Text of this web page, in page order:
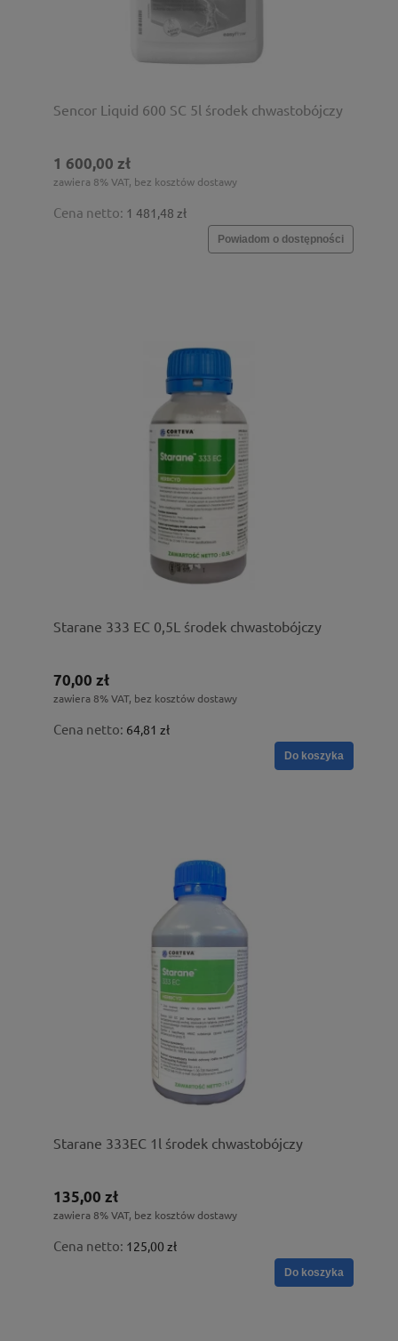
Sencor Liquid 600 SC 5l środek chwastobójczy
1 600,00 zł
zawiera 8% VAT, bez kosztów dostawy
Cena netto: 1 481,48 zł
Powiadom o dostępności
Starane 333 EC 0,5L środek chwastobójczy
70,00 zł
zawiera 8% VAT, bez kosztów dostawy
Cena netto: 64,81 zł
Do koszyka
Starane 333EC 1l środek chwastobójczy
135,00 zł
zawiera 8% VAT, bez kosztów dostawy
Cena netto: 125,00 zł
Do koszyka